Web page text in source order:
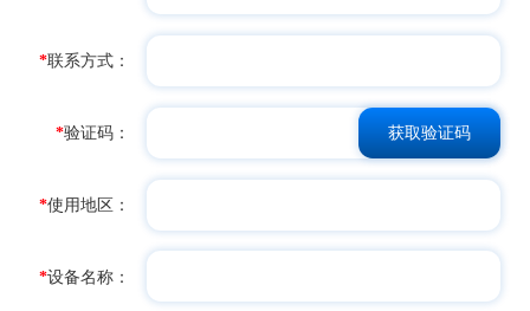
*联系方式：
*验证码：
*使用地区：
*设备名称：